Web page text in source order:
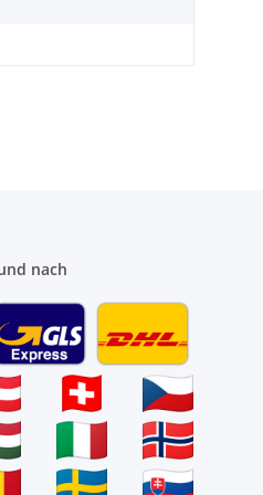
nach